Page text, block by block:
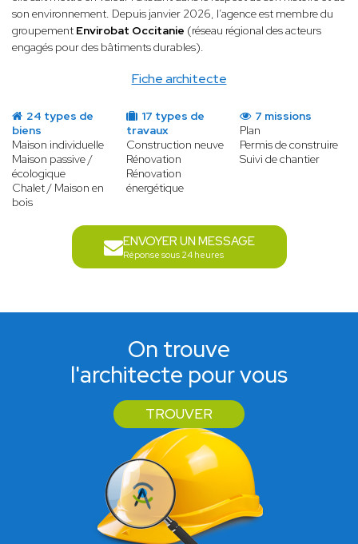
Fiche architecte
son environnement. Depuis janvier 2026, l’agence est membre du
groupement Envirobat Occitanie (réseau régional des acteurs
engagés pour des bâtiments durables).
24 types de
biens
Maison individuelle
Maison passive /
écologique
Chalet / Maison en
bois
17 types de
travaux
Construction neuve
Rénovation
Rénovation
énergétique
7 missions
Plan
Permis de construire
Suivi de chantier
ENVOYER UN MESSAGE
Réponse sous 24 heures
On trouve
l'architecte pour vous
TROUVER